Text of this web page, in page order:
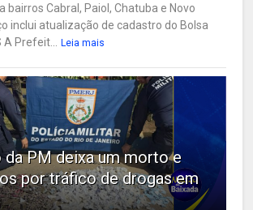
bairros Cabral, Paiol, Chatuba e Novo
inclui atualização de cadastro do Bolsa
Prefeit...
Leia mais
da PM deixa um morto e
por tráfico de drogas em